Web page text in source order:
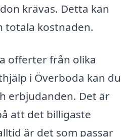
krävas. Detta kan
totala kostnaden.
offerter från olika
i Överboda kan du
erbjudanden. Det är
att det billigaste
är det som passar